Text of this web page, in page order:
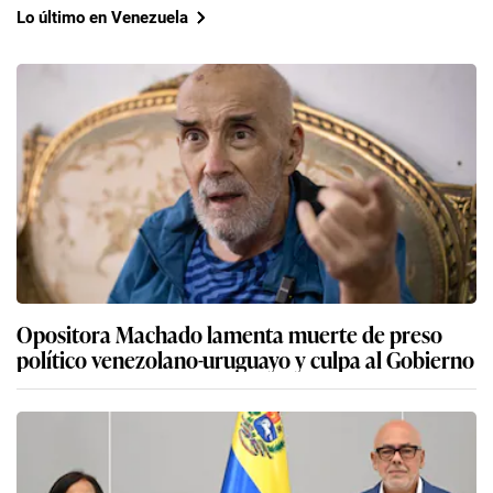
Lo último en Venezuela
Opositora Machado lamenta muerte de preso
político venezolano-uruguayo y culpa al Gobierno